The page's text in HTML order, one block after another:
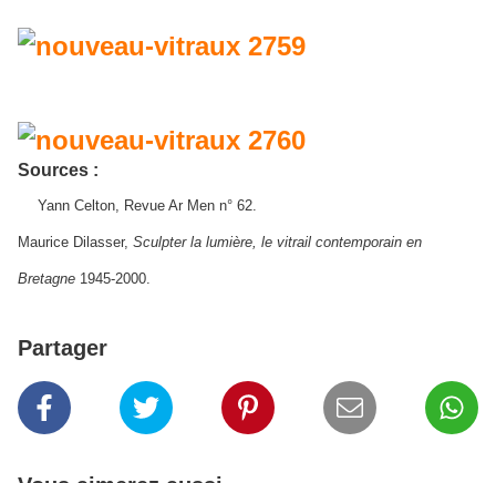
Sources :
Yann Celton, Revue Ar Men n° 62.
Maurice Dilasser, Sculpter la lumière, le vitrail contemporain en
Bretagne 1945-2000.
Partager